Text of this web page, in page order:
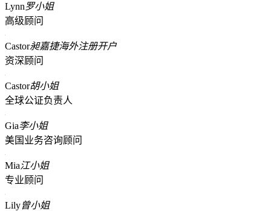
Lynn罗小姐
高级顾问
Castor昶嘉捷海外注册开户
资深顾问
Castor胡小姐
全球公证负责人
Gia李小姐
美国业务咨询顾问
Mia江小姐
专业顾问
Lily曾小姐